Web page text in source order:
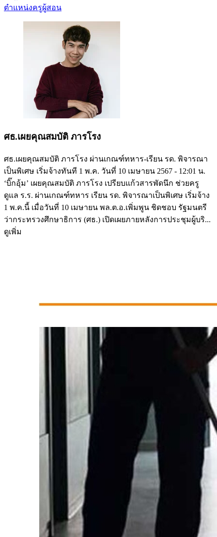
ตำแหน่งครูผู้สอน
ศธ.เผยคุณสมบัติ ภารโรง
ศธ.เผยคุณสมบัติ ภารโรง ผ่านเกณฑ์ทหาร-เรียน รด. พิจารณา
เป็นพิเศษ เริ่มจ้างทันที 1 พ.ค. วันที่ 10 เมษายน 2567 - 12:01 น.
‘บิ๊กอุ้ม’ เผยคุณสมบัติ ภารโรง เปรียบแก้วสารพัดนึก ช่วยครู
ดูแล ร.ร. ผ่านเกณฑ์ทหาร เรียน รด. พิจารณาเป็นพิเศษ เริ่มจ้าง
1 พ.ค.นี้ เมื่อวันที่ 10 เมษายน พล.ต.อ.เพิ่มพูน ชิดชอบ รัฐมนตรี
ว่ากระทรวงศึกษาธิการ (ศธ.) เปิดเผยภายหลังการประชุมผู้บริ...
ดูเพิ่ม